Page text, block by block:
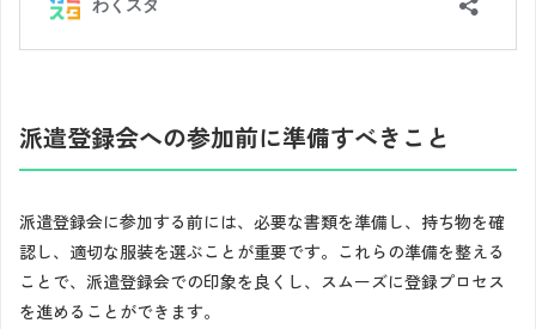
派遣登録会への参加前に準備すべきこと
派遣登録会に参加する前には、必要な書類を準備し、持ち物を確
認し、適切な服装を選ぶことが重要です。これらの準備を整える
ことで、派遣登録会での印象を良くし、スムーズに登録プロセス
を進めることができます。